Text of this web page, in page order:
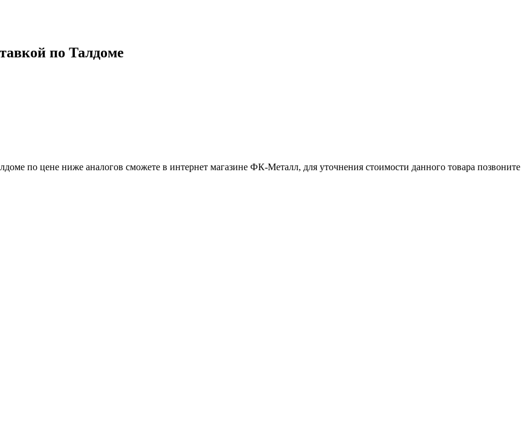
по Талдоме
по цене ниже аналогов сможете в интернет магазине ФК-Металл, для уточнения стоимости данного товара позвоните